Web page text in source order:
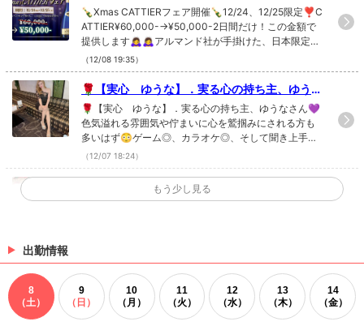
アラジン🧞‍♂️ 限定❣️CATTIE...
🍾Xmas CATTIERフェア開催🍾12/24、12/25限定❣️C
ATTIER¥60,000-→¥50,000-2日間だけ！この金額で
提供します🙇‍♀️🙇‍♀️アルマンド社が手掛けた、日本限定🇯🇵
数量限定✨インスタ映え間違いなしのボトルになって
ます😍😍皆様のご来店お待ちしております❣️❣️#CAT
TIER#シャンパン#アルマンド#限定#広島#広島飲み屋
#キャバクラ#キャバ嬢#ホステス#明朗会計#流川#中
洲#歌舞伎町#北新地#すすきの#キャスト募集中#働き
やすい職場．CAMELLIA(カメリア)広島市中区銀山町11
-20流川第一ビル5･6Ｆ
（12/08 19:35）
🌹【実心 ゆうな】．実る心の持ち主、ゆうな
さん💜色気溢れる雰囲気や佇まいに心を鷲...
🌹【実心 ゆうな】．実る心の持ち主、ゆうなさん💜
色気溢れる雰囲気や佇まいに心を鷲掴みにされる方も
多いはず😳ゲーム◎、カラオケ◎、そして聞き上手！
一緒にいて盛り上がること間違いなしです♪．#広島#
広島飲み屋#キャバクラ#キャバ嬢#ホステス#明朗会計
#流川#中洲#歌舞伎町#北新地#すすきの#キャスト募
集中#働きやすい職場．CAMELLIA(カメリア)広島市中
（12/07 18:24）
12月と言えば、、このイベント！！🎅🎄クリ
スマスパーティー🎄12月14日〜12月...
12月と言えば、、このイベント！！🎅🎄クリスマスパ
とチキンもプレゼント致します🎁🍗皆様のご来店お待
ちしております❣️#クリスマス#Xmas#パーティー#pa
rty#広島#広島飲み屋#キャバクラ#キャバ嬢#ホステス
#明朗会計#流川#中洲#歌舞伎町#北新地#すすきの#キ
ャスト募集中#働きやすい職場．CAMELLIA(カメリア)
🌹【七瀬 みな】．ポジティブで話してると元
気をたくさんもらえるみなさん♪ふわふわ...
🌹【七瀬 みな】．ポジティブで話してると元気をた
くさんもらえるみなさん♪ふわふわしてるけど芯がしっ
もう少し見る
出勤情報
8
（土）
9
（日）
10
（月）
11
（火）
12
（水）
13
（木）
14
（金）